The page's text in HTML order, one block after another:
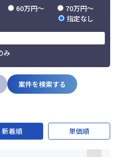
60万円〜
70万円〜
指定なし
み
案件を検索する
新着順 単価順